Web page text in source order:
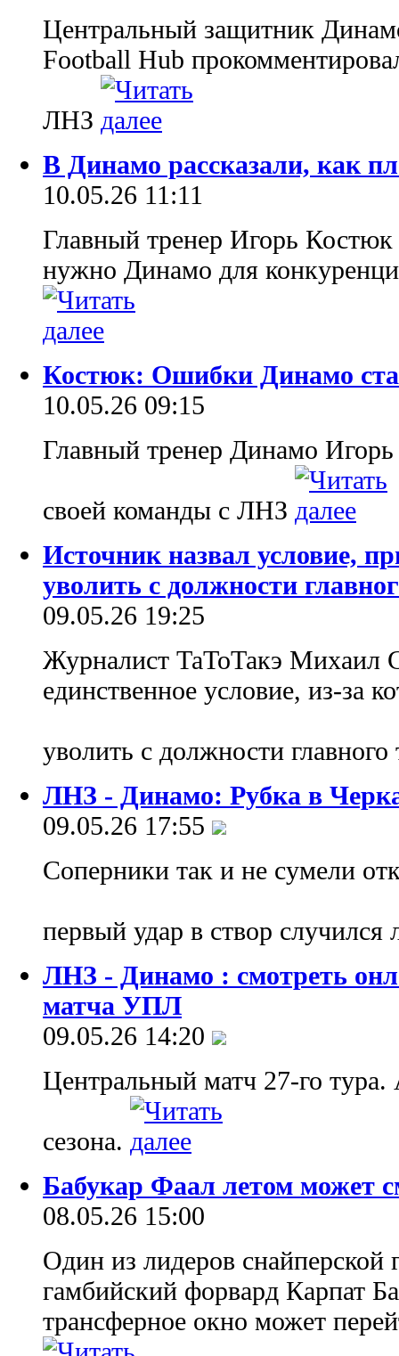
Центральный защитник
Football Hub
ЛНЗ
В Динамо рассказали, как
10.05.26 11:11
Главный тренер Игорь
нужно Динамо для
Костюк: Ошибки Динамо
10.05.26 09:15
Главный тренер Динамо
своей команды с ЛНЗ
Источник назвал условие,
уволить с должности
09.05.26 19:25
Журналист ТаТоТакэ Михаил
единственное условие, из-за
уволить с должности
ЛНЗ - Динамо: Рубка в
09.05.26 17:55
Соперники так и не сумели
первый удар в створ
ЛНЗ - Динамо : смотреть
матча УПЛ
09.05.26 14:20
Центральный матч 27-го
сезона.
Бабукар Фаал летом может
08.05.26 15:00
Один из лидеров снайперской
гамбийский форвард Карпат
трансферное окно может